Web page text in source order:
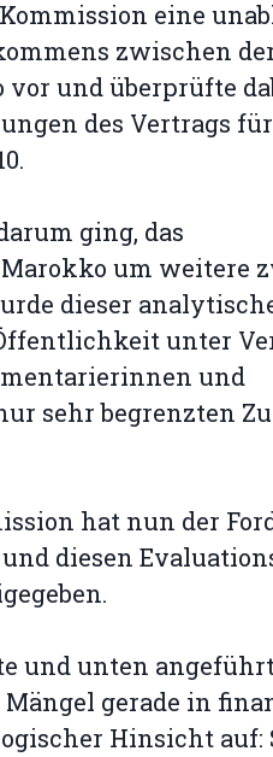
eine
zwischen
und überprüfte
des Vertrags
ging, das
um weitere
dieser
unter
und
sehr begrenzten
hat nun der
diesen
und unten
gerade in
Hinsicht auf: